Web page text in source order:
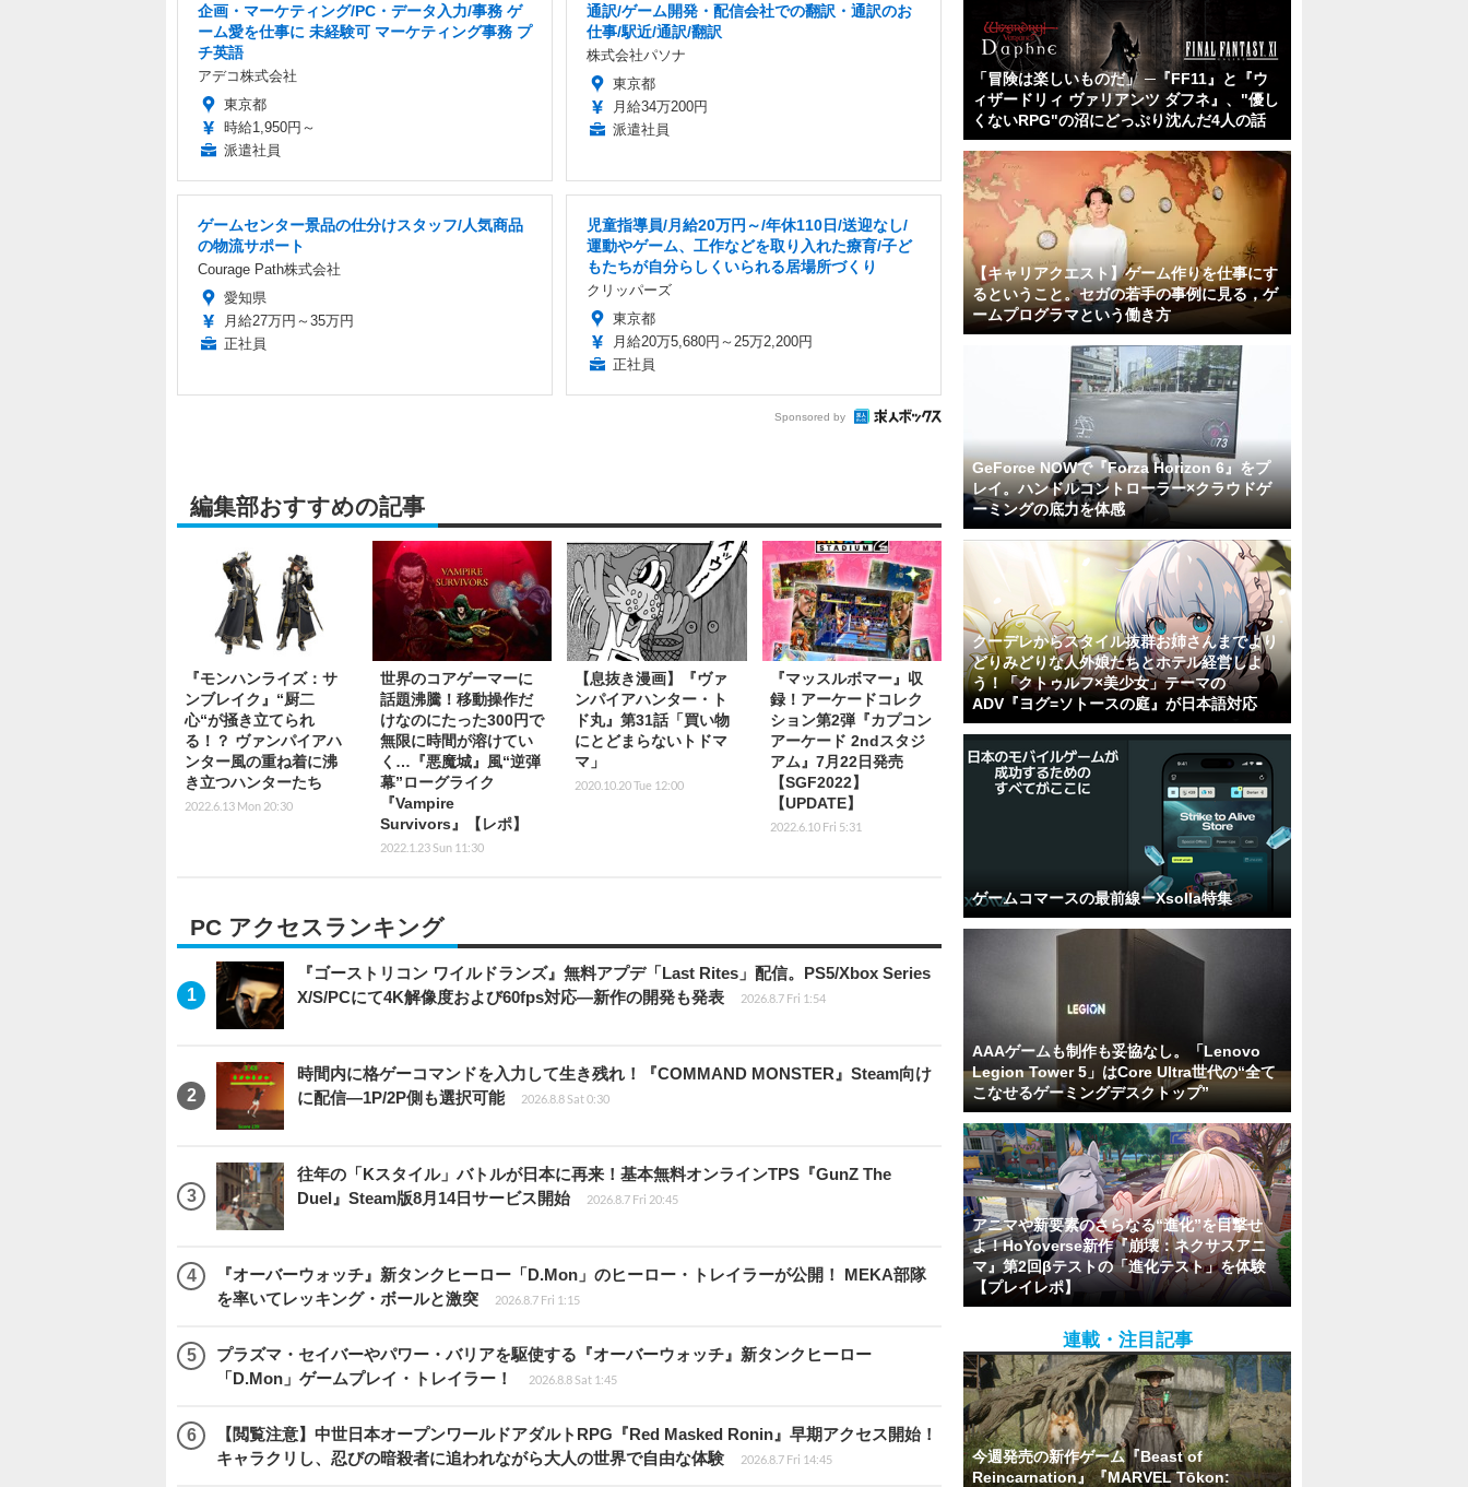
企画・マーケティング/PC・データ入力/事務 ゲ
ーム愛を仕事に 未経験可 マーケティング事務 プ
チ英語
アデコ株式会社
東京都
時給1,950円～
派遣社員
通訳/ゲーム開発・配信会社での翻訳・通訳のお
仕事/駅近/通訳/翻訳
株式会社パソナ
東京都
月給34万200円
派遣社員
ゲームセンター景品の仕分けスタッフ/人気商品
の物流サポート
Courage Path株式会社
愛知県
月給27万円～35万円
正社員
児童指導員/月給20万円～/年休110日/送迎なし/
運動やゲーム、工作などを取り入れた療育/子ど
もたちが自分らしくいられる居場所づくり
クリッパーズ
東京都
月給20万5,680円～25万2,200円
正社員
Sponsored by
編集部おすすめの記事
『モンハンライズ：サ
ンブレイク』“厨二
心“が掻き立てられ
る！？ ヴァンパイアハ
ンター風の重ね着に沸
き立つハンターたち
2022.6.13 Mon 20:30
世界のコアゲーマーに
話題沸騰！移動操作だ
けなのにたった300円で
無限に時間が溶けてい
く…『悪魔城』風“逆弾
幕”ローグライク
『Vampire
Survivors』【レポ】
2022.1.23 Sun 11:30
【息抜き漫画】『ヴァ
ンパイアハンター・ト
ド丸』第31話「買い物
にとどまらないトドマ
マ」
2020.10.20 Tue 12:00
『マッスルボマー』収
録！アーケードコレク
ション第2弾『カプコン
アーケード 2ndスタジ
アム』7月22日発売
【SGF2022】
【UPDATE】
2022.6.10 Fri 5:31
PC アクセスランキング
『ゴーストリコン ワイルドランズ』無料アプデ「Last Rites」配信。PS5/Xbox Series
X/S/PCにて4K解像度および60fps対応―新作の開発も発表
2026.8.7 Fri 1:54
時間内に格ゲーコマンドを入力して生き残れ！『COMMAND MONSTER』Steam向け
に配信―1P/2P側も選択可能
2026.8.8 Sat 0:30
往年の「Kスタイル」バトルが日本に再来！基本無料オンラインTPS『GunZ The
Duel』Steam版8月14日サービス開始
2026.8.7 Fri 20:45
『オーバーウォッチ』新タンクヒーロー「D.Mon」のヒーロー・トレイラーが公開！ MEKA部隊
を率いてレッキング・ボールと激突
2026.8.7 Fri 1:15
プラズマ・セイバーやパワー・バリアを駆使する『オーバーウォッチ』新タンクヒーロー
「D.Mon」ゲームプレイ・トレイラー！
2026.8.8 Sat 1:45
【閲覧注意】中世日本オープンワールドアダルトRPG『Red Masked Ronin』早期アクセス開始！
キャラクリし、忍びの暗殺者に追われながら大人の世界で自由な体験
2026.8.7 Fri 14:45
「冒険は楽しいものだ」 ─『FF11』と『ウ
ィザードリィ ヴァリアンツ ダフネ』、"優し
くないRPG"の沼にどっぷり沈んだ4人の話
【キャリアクエスト】ゲーム作りを仕事にす
るということ。セガの若手の事例に見る，ゲ
ームプログラマという働き方
GeForce NOWで『Forza Horizon 6』をプ
レイ。ハンドルコントローラー×クラウドゲ
ーミングの底力を体感
クーデレからスタイル抜群お姉さんまでより
どりみどりな人外娘たちとホテル経営しよ
う！「クトゥルフ×美少女」テーマの
ADV『ヨグ=ソトースの庭』が日本語対応
ゲームコマースの最前線ーXsolla特集
AAAゲームも制作も妥協なし。「Lenovo
Legion Tower 5」はCore Ultra世代の“全て
こなせるゲーミングデスクトップ”
アニマや新要素のさらなる“進化”を目撃せ
よ！HoYoverse新作『崩壊：ネクサスアニ
マ』第2回βテストの「進化テスト」を体験
【プレイレポ】
連載・注目記事
今週発売の新作ゲーム『Beast of
Reincarnation』『MARVEL Tōkon: